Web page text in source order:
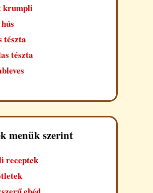
krumpli
tészta
tészta
menük szerint
receptek